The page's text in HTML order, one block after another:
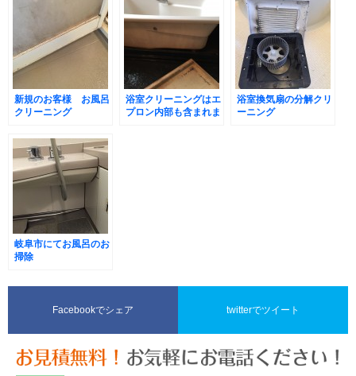
新規のお客様 お風呂
クリーニング
浴室クリーニングはエ
プロン内部も含まれま
浴室換気扇の分解クリ
ーニング
岐阜市にてお風呂のお
掃除
Facebookでシェア twitterでツイート